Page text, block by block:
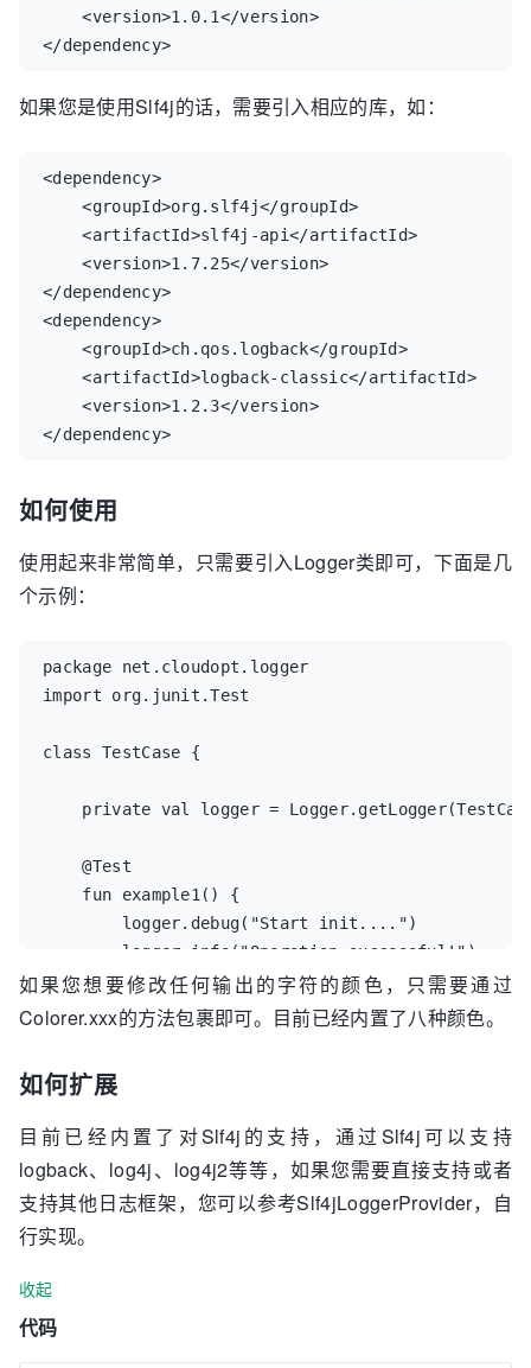
<version>1.0.1</version>
</dependency>
如果您是使用Slf4j的话，需要引入相应的库，如：
<dependency>
<groupId>org.slf4j</groupId>
<artifactId>slf4j-api</artifactId>
<version>1.7.25</version>
</dependency>
<dependency>
<groupId>ch.qos.logback</groupId>
<artifactId>logback-classic</artifactId>
<version>1.2.3</version>
</dependency>
如何使用
使用起来非常简单，只需要引入Logger类即可，下面是几
个示例：
package net.cloudopt.logger
import org.junit.Test
class TestCase {
private val logger =
@Test
fun example1() {
logger.debug("Start init....")
logger.info("Operation successful!")
logger.warn("The value must be not nul.")
logger.error("Unable to acquire lock!")
@Test
logger.info("Please Wait....
logger.info("Please Wait....
logger.info("Please Wait....
}
@Test
fun example3() {
如果您想要修改任何输出的字符的颜色，只需要通过
Colorer.xxx的方法包裹即可。目前已经内置了八种颜色。
如何扩展
目前已经内置了对Slf4j的支持，通过Slf4j可以支持
logback、log4j、log4j2等等，如果您需要直接支持或者
支持其他日志框架，您可以参考Slf4jLoggerProvider，自
行实现。
收起
代码